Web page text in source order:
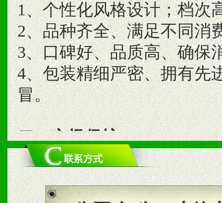
1、个性化风格设计；档次
2、品种齐全、满足不同消
3、口碑好、品质高、确保
4、包装精细严密、拥有先
冒。
二、市场保护
1、统一市场价格；建立全
商利润。